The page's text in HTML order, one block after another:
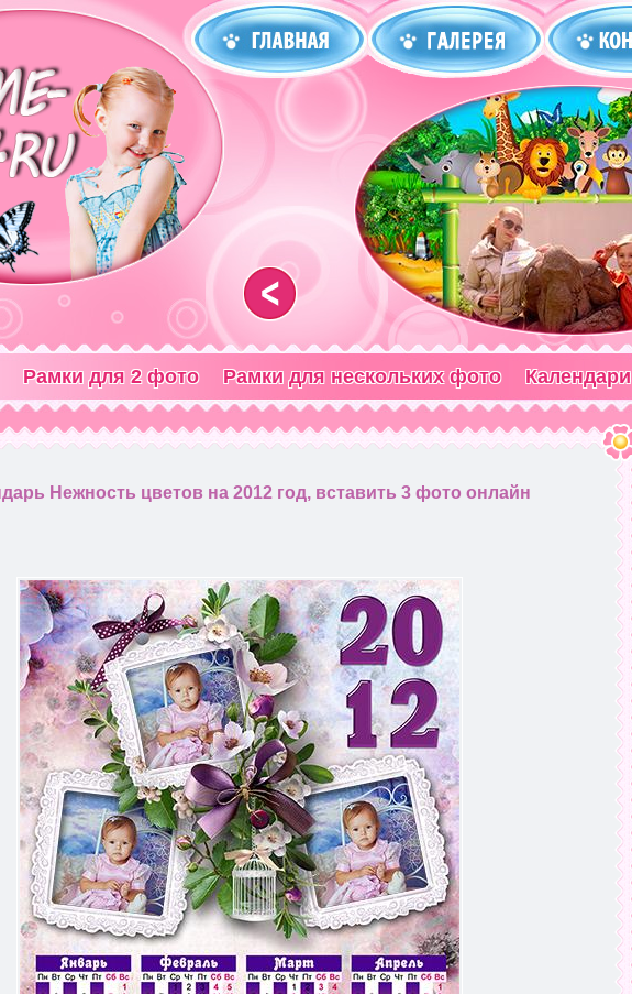
Рамки для 2 фото Рамки для нескольких фото Календари
Нежность цветов на 2012 год, вставить 3 фото онлайн